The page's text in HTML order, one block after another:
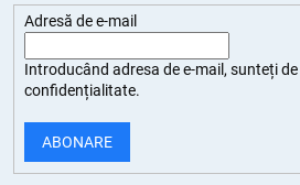
Adresă de e-mail
Introducând adresa de e-mail, sunteți de
confidențialitate.
ABONARE